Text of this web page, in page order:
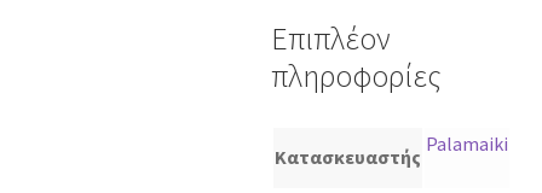
Επιπλέον
πληροφορίες
Κατασκευαστής
Palamaiki